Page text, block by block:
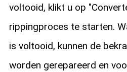
voltooid, klikt u op
rippingproces te starten.
is voltooid, kunnen de
worden gerepareerd en